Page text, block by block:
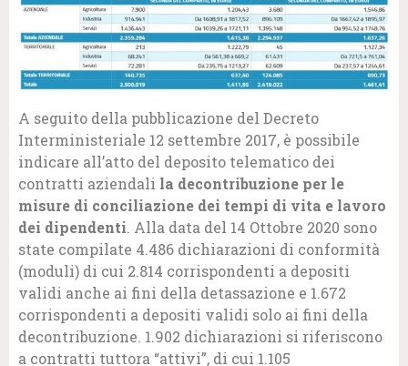
A seguito della pubblicazione del Decreto
Interministeriale 12 settembre 2017, è possibile
indicare all’atto del deposito telematico dei
contratti aziendali la decontribuzione per le
misure di conciliazione dei tempi di vita e lavoro
dei dipendenti. Alla data del 14 Ottobre 2020 sono
state compilate 4.486 dichiarazioni di conformità
(moduli) di cui 2.814 corrispondenti a depositi
validi anche ai fini della detassazione e 1.672
corrispondenti a depositi validi solo ai fini della
decontribuzione. 1.902 dichiarazioni si riferiscono
a contratti tuttora “attivi”, di cui 1.105